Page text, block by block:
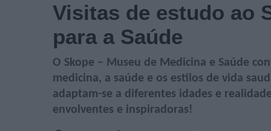
Visitas de estudo ao
para a Saúde
O Skope – Museu de Medicina e Saúde
medicina, a saúde e os estilos de vida
adaptam-se a diferentes idades e
envolventes e inspiradoras!